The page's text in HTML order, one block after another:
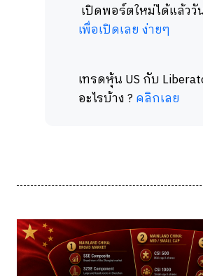
เปิดพอร์ตใหม่ได้แล้ววั
เพื่อเปิดเลย ง่ายๆ
เทรดหุ้น US กับ
อะไรบ้าง ? คลิกเลย